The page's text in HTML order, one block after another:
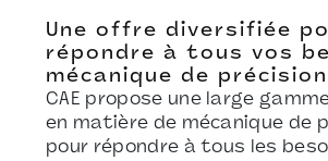
Une offre diversifiée
répondre à tous vos
mécanique de précision
CAE propose une large
en matière de mécanique de
pour répondre à tous les